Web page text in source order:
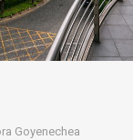
Goyenechea